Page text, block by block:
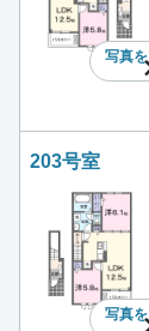
写真を
203号室
写真を